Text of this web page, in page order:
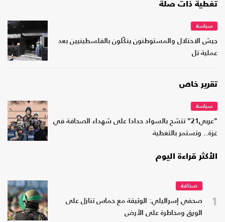
تغطية ذات صلة
سياسة
جيش الاحتلال والمستوطنون ينكّلون بالفلسطينيين بعد
عملية تل
تقرير خاص
سياسة
"عربي21" تتشح بالسواد حدادا على شهداء الصحافة في
غزة.. وتستمر بالتغطية
الأكثر قراءة اليوم
1
صحافة
صحفي إسرائيلي: الوثيقة مع حماس تنازل على
الورق ومخاطرة على الأرض